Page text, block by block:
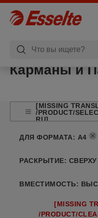
Карманы и
[MISSING
/PRODUCT/
RU]
ДЛЯ ФОРМАТА: A4
РАСКРЫТИЕ:
ВМЕСТИМОСТЬ:
[MISSING
/PRODUCT/